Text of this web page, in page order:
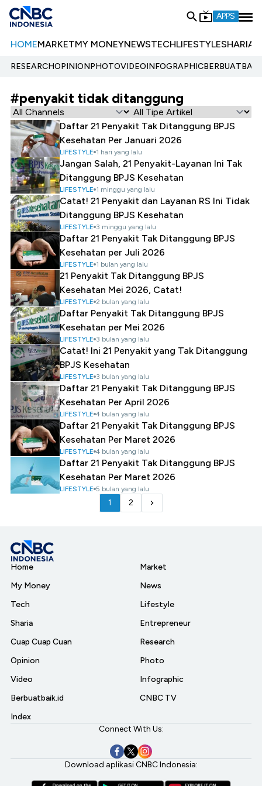
APPS
HOMEMARKETMY MONEYNEWSTECHLIFESTYLESHARIA
RESEARCHOPINIONPHOTOVIDEOINFOGRAPHIC
#penyakit tidak ditanggung
Daftar 21 Penyakit Tak Ditanggung BPJS
Kesehatan Per Januari 2026
LIFESTYLE 1 hari yang lalu
Jangan Salah, 21 Penyakit-Layanan Ini Tak
Ditanggung BPJS Kesehatan
LIFESTYLE 1 minggu yang lalu
Catat! 21 Penyakit dan Layanan RS Ini Tidak
Ditanggung BPJS Kesehatan
LIFESTYLE 3 minggu yang lalu
Daftar 21 Penyakit Tak Ditanggung BPJS
Kesehatan per Juli 2026
LIFESTYLE 1 bulan yang lalu
21 Penyakit Tak Ditanggung BPJS
Kesehatan Mei 2026, Catat!
LIFESTYLE 2 bulan yang lalu
Daftar Penyakit Tak Ditanggung BPJS
Kesehatan per Mei 2026
LIFESTYLE 3 bulan yang lalu
Catat! Ini 21 Penyakit yang Tak Ditanggung
BPJS Kesehatan
LIFESTYLE 3 bulan yang lalu
Daftar 21 Penyakit Tak Ditanggung BPJS
Kesehatan Per April 2026
LIFESTYLE 4 bulan yang lalu
Daftar 21 Penyakit Tak Ditanggung BPJS
Kesehatan Per Maret 2026
LIFESTYLE 4 bulan yang lalu
Daftar 21 Penyakit Tak Ditanggung BPJS
Kesehatan Per Maret 2026
LIFESTYLE 5 bulan yang lalu
1 2
Home
My Money
Tech
Sharia
Cuap Cuap Cuan
Opinion
Video
Berbuatbaik.id
Index
Market
News
Lifestyle
Entrepreneur
Research
Photo
Infographic
CNBC TV
Connect With Us:
Download aplikasi CNBC Indonesia: